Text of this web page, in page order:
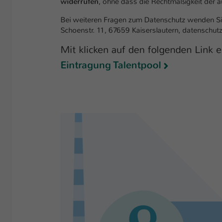
Bei weiteren Fragen zum Datenschutz wenden
Schoenstr. 11, 67659 Kaiserslautern,
Mit klicken auf den folgenden Link
Eintragung Talentpool